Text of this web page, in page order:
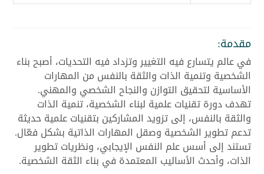
مقدمة:
في عالم يتسارع فيه التغيير وتزداد فيه التحديات، أصبح بناء
الشخصية وتنمية الذات والثقة بالنفس من المهارات
الأساسية لتحقيق التوازن والنجاح الشخصي والمهني.
تهدف دورة تقنيات علمية لبناء الشخصية، تنمية الذات
والثقة بالنفس، إلى تزويد المشاركين بتقنيات علمية حديثة
تدعم تطوير الشخصية وصقل المهارات الذاتية بشكل فعّال.
تستند إلى أسس علم النفس الإيجابي، ونظريات تطوير
الذات، وأحدث الأساليب المعتمدة في بناء الثقة الشخصية.